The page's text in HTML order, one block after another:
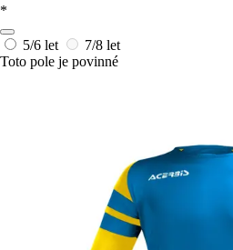
*
5/6 let
7/8 let
Toto pole je povinné